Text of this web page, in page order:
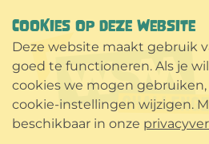
COOKIES OP DEZE WEBSITE
Deze website maakt gebruik
goed te functioneren. Als je
cookies we mogen
cookie-instellingen wijzigen.
beschikbaar in onze